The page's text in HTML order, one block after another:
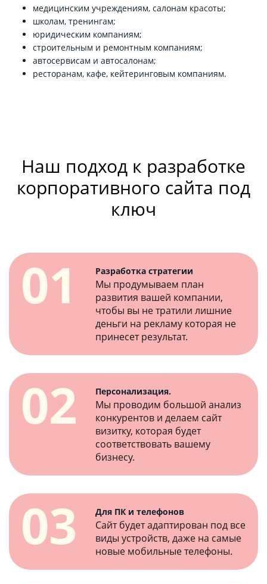
медицинским учреждениям, салонам красоты;
школам, тренингам;
юридическим компаниям;
строительным и ремонтным компаниям;
автосервисам и автосалонам;
ресторанам, кафе, кейтеринговым компаниям.
Наш подход к разработке
корпоративного сайта под
ключ
01 Разработка стратегии
Мы продумываем план
развития вашей компании,
чтобы вы не тратили лишние
деньги на рекламу которая не
принесет результат.
02 Персонализация.
Мы проводим большой анализ
конкурентов и делаем сайт
визитку, которая будет
соответствовать вашему
бизнесу.
03 Для ПК и телефонов
Сайт будет адаптирован под все
виды устройств, даже на самые
новые мобильные телефоны.